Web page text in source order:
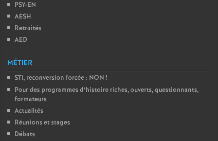
PSY-EN
AESH
Retraités
AED
MÉTIER
STI, reconversion forcée : NON !
Pour des programmes d’histoire riches, ouverts, questionnants,
formateurs
Actualités
Réunions et stages
Débats